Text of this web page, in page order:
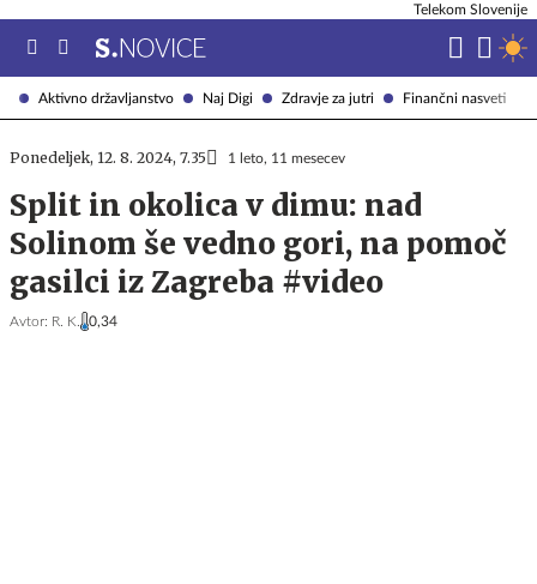
Aktivno državljanstvo Naj Digi Zdravje za jutri Finančni nasveti
Telekom Slovenije
Ponedeljek, 12. 8. 2024, 7.35 1 leto, 11 mesecev
Split in okolica v dimu: nad
Solinom še vedno gori, na pomoč
gasilci iz Zagreba #video
Avtor: R. K. 0,34